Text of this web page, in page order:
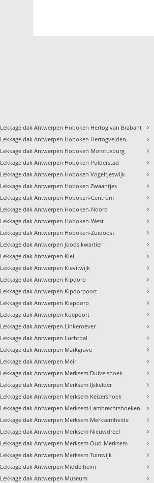
Lekkage dak Antwerpen Hoboken Hertog van Brabant
Lekkage dak Antwerpen Hoboken Hertogvelden
Lekkage dak Antwerpen Hoboken Moretusburg
Lekkage dak Antwerpen Hoboken Polderstad
Lekkage dak Antwerpen Hoboken Vogeltjeswijk
Lekkage dak Antwerpen Hoboken Zwaantjes
Lekkage dak Antwerpen Hoboken-Centrum
Lekkage dak Antwerpen Hoboken-Noord
Lekkage dak Antwerpen Hoboken-West
Lekkage dak Antwerpen Hoboken-Zuidoost
Lekkage dak Antwerpen Joods kwartier
Lekkage dak Antwerpen Kiel
Lekkage dak Antwerpen Kievitwijk
Lekkage dak Antwerpen Kipdorp
Lekkage dak Antwerpen Kipdorpoort
Lekkage dak Antwerpen Klapdorp
Lekkage dak Antwerpen Koepoort
Lekkage dak Antwerpen Linkeroever
Lekkage dak Antwerpen Luchtbal
Lekkage dak Antwerpen Markgrave
Lekkage dak Antwerpen Meir
Lekkage dak Antwerpen Merksem Duivelshoek
Lekkage dak Antwerpen Merksem IJskelder
Lekkage dak Antwerpen Merksem Keizershoek
Lekkage dak Antwerpen Merksem Lambrechtshoeken
Lekkage dak Antwerpen Merksem Merksemheide
Lekkage dak Antwerpen Merksem Nieuwdreef
Lekkage dak Antwerpen Merksem Oud-Merksem
Lekkage dak Antwerpen Merksem Tuinwijk
Lekkage dak Antwerpen Middelheim
Lekkage dak Antwerpen Museum
›
›
›
›
›
›
›
›
›
›
›
›
›
›
›
›
›
›
›
›
›
›
›
›
›
›
›
›
›
›
›